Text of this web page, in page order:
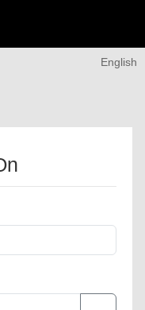
English